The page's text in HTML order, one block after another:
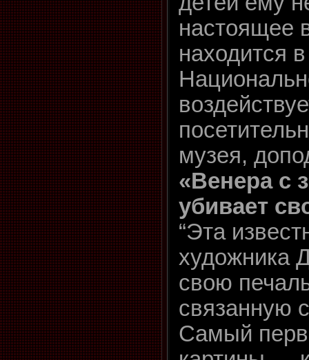
настоящее
находится
музея,
«Венера с
убивает
“Эта
художника
свою
связанную
Самый